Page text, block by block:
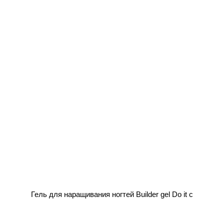
Гель для наращивания ногтей Builder gel Do it с